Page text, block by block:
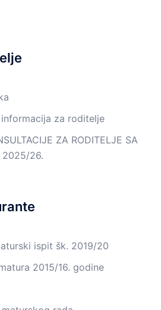
za roditelje
ZA RODITELJE SA
2025/26.
ispit šk. 2019/20
2015/16. godine